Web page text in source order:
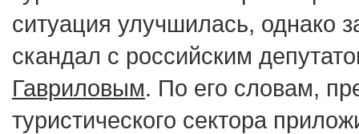
ситуация улучшилась, однако
скандал с российским
Гавриловым. По его словам,
туристического сектора